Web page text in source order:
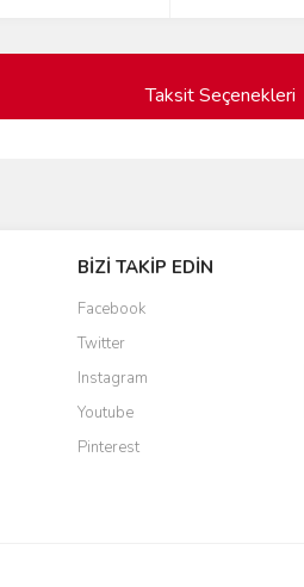
Taksit Seçenekleri
BİZİ TAKİP EDİN
Facebook
Twitter
Instagram
Youtube
Pinterest